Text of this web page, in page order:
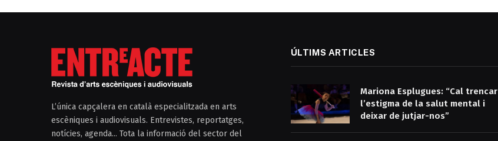
L’única capçalera en català especialitzada en arts
escèniques i audiovisuals. Entrevistes, reportatges,
notícies, agenda... Tota la informació del sector del
ÚLTIMS ARTICLES
Mariona Esplugues: “Cal trencar
l’estigma de la salut mental i
deixar de jutjar-nos”